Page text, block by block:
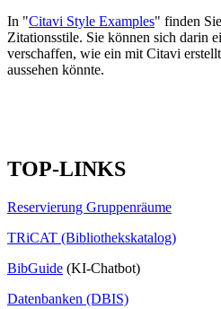
In "Citavi Style Examples" finden
Zitationsstile. Sie können sich darin
verschaffen, wie ein mit Citavi
aussehen könnte.
TOP-LINKS
Reservierung Gruppenräume
TRiCAT (Bibliothekskatalog)
BibGuide (KI-Chatbot)
Datenbanken (DBIS)